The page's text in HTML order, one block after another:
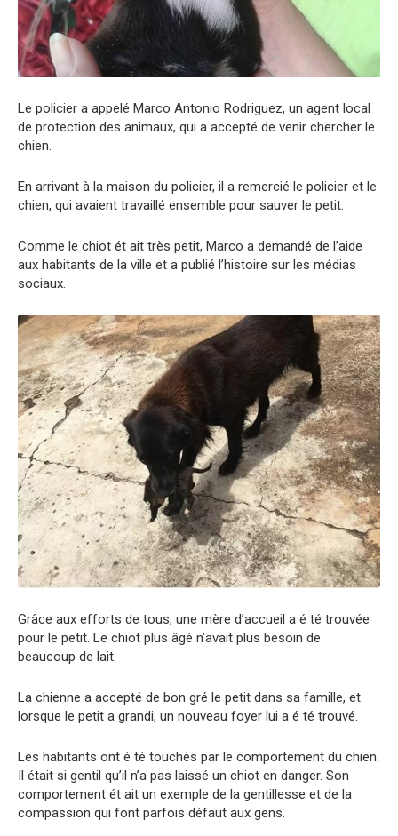
Le policier a appelé Marco Antonio Rodriguez, un agent local
de protection des animaux, qui a accepté de venir chercher le
chien.
En arrivant à la maison du policier, il a remercié le policier et le
chien, qui avaient travaillé ensemble pour sauver le petit.
Comme le chiot ét ait très petit, Marco a demandé de l’aide
aux habitants de la ville et a publié l’histoire sur les médias
sociaux.
Grâce aux efforts de tous, une mère d’accueil a é té trouvée
pour le petit. Le chiot plus âgé n’avait plus besoin de
beaucoup de lait.
La chienne a accepté de bon gré le petit dans sa famille, et
lorsque le petit a grandi, un nouveau foyer lui a é té trouvé.
Les habitants ont é té touchés par le comportement du chien.
Il était si gentil qu’il n’a pas laissé un chiot en danger. Son
comportement ét ait un exemple de la gentillesse et de la
compassion qui font parfois défaut aux gens.